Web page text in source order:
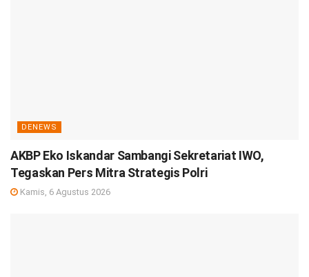
DENEWS
AKBP Eko Iskandar Sambangi Sekretariat IWO,
Tegaskan Pers Mitra Strategis Polri
Kamis, 6 Agustus 2026